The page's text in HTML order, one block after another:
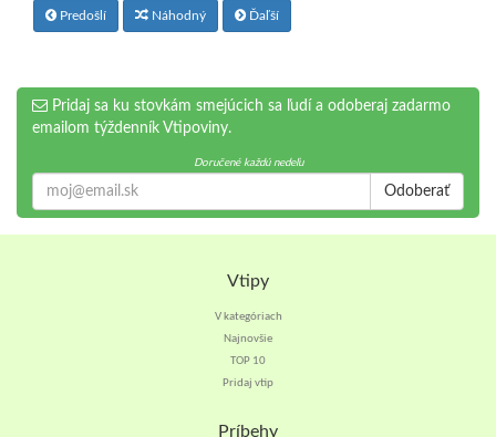
Predošlí Náhodný Ďaľší
Pridaj sa ku stovkám smejúcich sa ľudí a odoberaj zadarmo
emailom týždenník Vtipoviny.
Doručené každú nedeľu
Odoberať
Vtipy
V kategóriach
Najnovšie
TOP 10
Pridaj vtip
Príbehy